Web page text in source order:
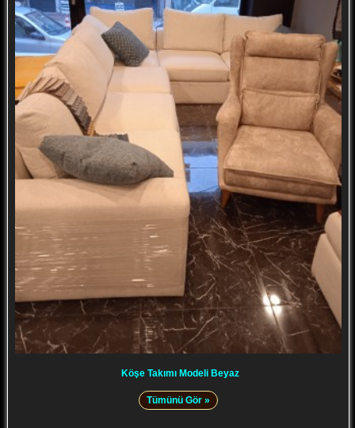
Köşe Takımı Modeli Beyaz
Tümünü Gör »